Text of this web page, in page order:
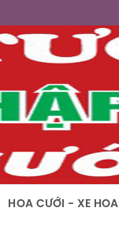
HOA CƯỚI - XE HOA